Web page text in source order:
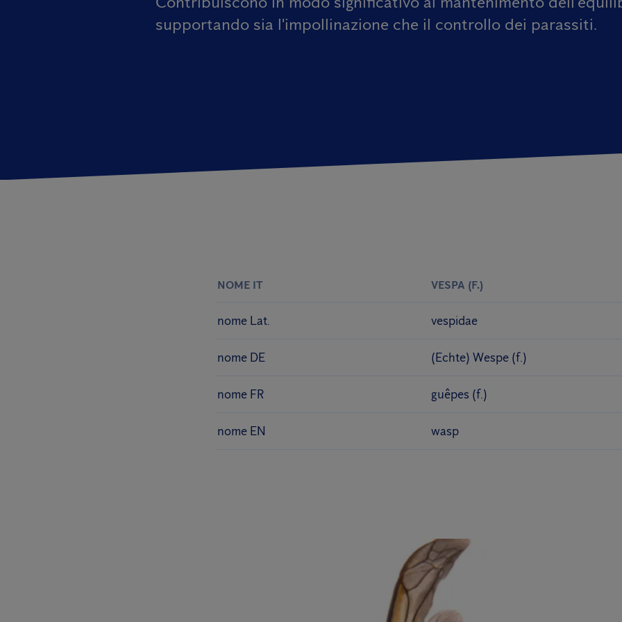
supportando sia l'impollinazione che il controllo dei parassiti.
NOME IT VESPA (F.)
nome Lat. vespidae
nome DE (Echte) Wespe (f.)
nome FR guêpes (f.)
nome EN wasp